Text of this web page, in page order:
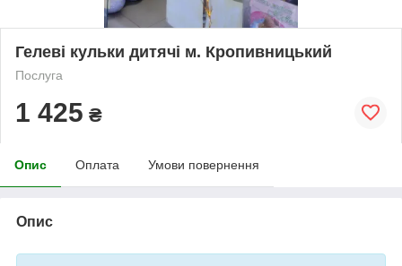
Гелеві кульки дитячі м. Кропивницький
Послуга
1 425 ₴
Опис Оплата Умови повернення
Опис